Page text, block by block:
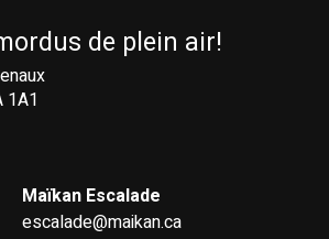
de plein air!
1A1
Maïkan Escalade
escalade@maikan.ca